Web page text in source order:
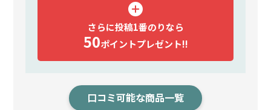
さらに投稿1番のりなら
50ポイントプレゼント!!
口コミ可能な商品一覧